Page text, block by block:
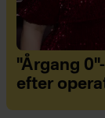
"Årgang
efter